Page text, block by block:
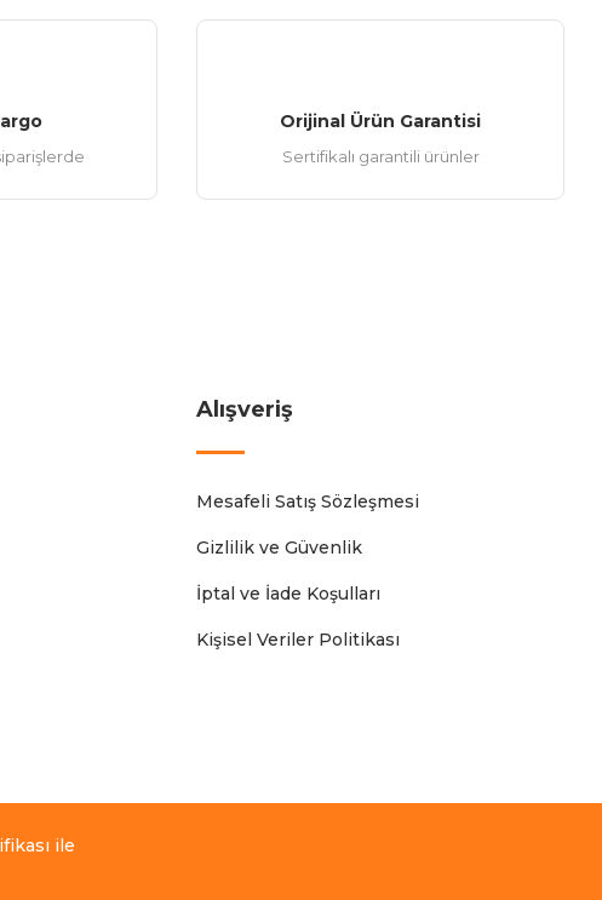
Orijinal Ürün Garantisi
Sertifikalı garantili ürünler
Alışveriş
Mesafeli Satış Sözleşmesi
Gizlilik ve Güvenlik
İptal ve İade Koşulları
Kişisel Veriler Politikası
ile